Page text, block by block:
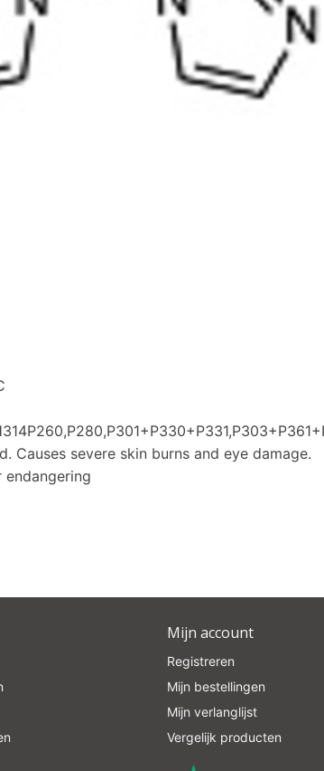
Causes severe skin burns and eye damage.
endangering
Mijn account
Registreren
Mijn bestellingen
Mijn verlanglijst
Vergelijk producten